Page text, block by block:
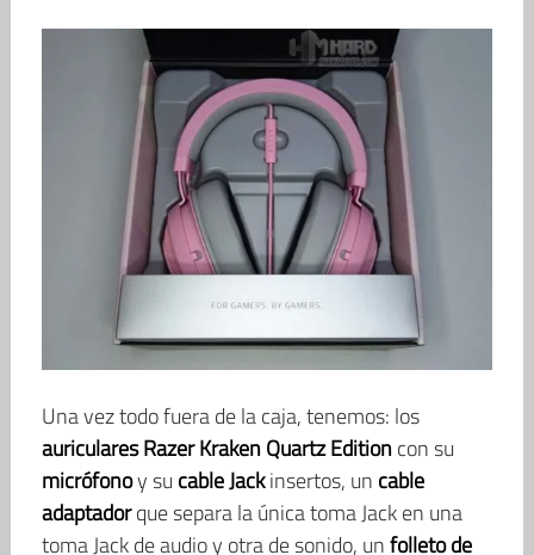
Una vez todo fuera de la caja, tenemos: los
auriculares Razer Kraken Quartz Editioncon su
micrófonoy su cable Jackinsertos, un cable
adaptadorque separa la única toma Jack en una
toma Jack de audio y otra de sonido, unfolleto de